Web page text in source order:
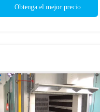
Obtenga el mejor precio